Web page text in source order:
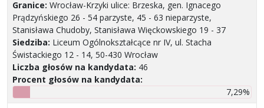
Granice: Wrocław-Krzyki ulice: Brzeska, gen. Ignacego
Prądzyńskiego 26 - 54 parzyste, 45 - 63 nieparzyste,
Stanisława Chudoby, Stanisława Więckowskiego 19 - 37
Siedziba: Liceum Ogólnokształcące nr IV, ul. Stacha
Świstackiego 12 - 14, 50-430 Wrocław
Liczba głosów na kandydata: 46
Procent głosów na kandydata:
7,29%